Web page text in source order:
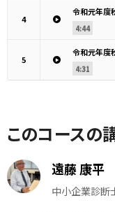
4
令和元年
4:44
5
令和元年
4:31
このコースの
遠藤 康平
中小企業診断